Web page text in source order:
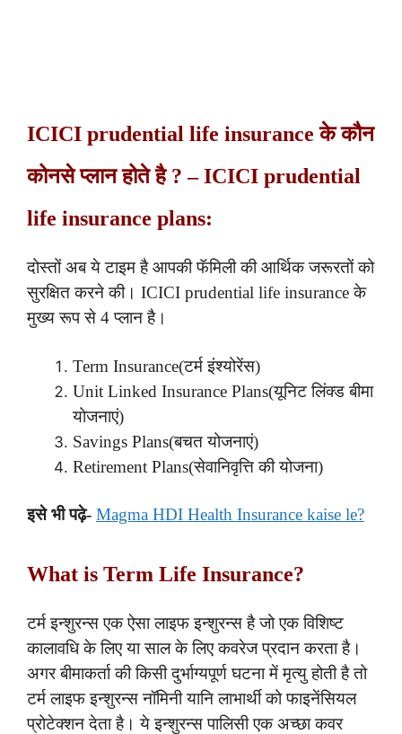
ICICI prudential life insurance के कौन
कोनसे प्लान होते है ? – ICICI prudential
life insurance plans:
दोस्तों अब ये टाइम है आपकी फॅमिली की आर्थिक जरूरतों को
सुरक्षित करने की। ICICI prudential life insurance के
मुख्य रूप से 4 प्लान है।
Term Insurance(टर्म इंश्योरेंस)
Unit Linked Insurance Plans(यूनिट लिंक्ड बीमा
योजनाएं)
Savings Plans(बचत योजनाएं)
Retirement Plans(सेवानिवृत्ति की योजना)
इसे भी पढ़े- Magma HDI Health Insurance kaise le?
What is Term Life Insurance?
टर्म इन्शुरन्स एक ऐसा लाइफ इन्शुरन्स है जो एक विशिष्ट
कालावधि के लिए या साल के लिए कवरेज प्रदान करता है।
अगर बीमाकर्ता की किसी दुर्भाग्यपूर्ण घटना में मृत्यु होती है तो
टर्म लाइफ इन्शुरन्स नॉमिनी यानि लाभार्थी को फाइनेंसियल
प्रोटेक्शन देता है। ये इन्शुरन्स पालिसी एक अच्छा कवर